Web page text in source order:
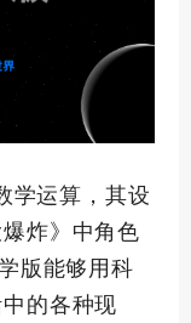
学运算，其设
炸》中角色
版能够用科
的各种现